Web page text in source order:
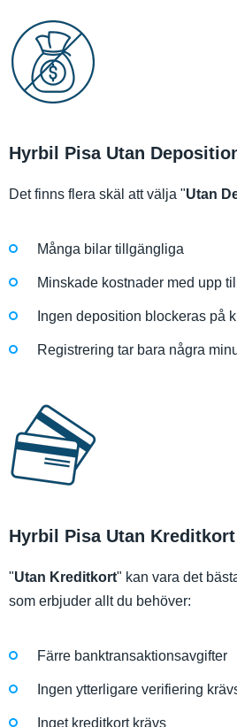
Hyrbil Pisa Utan
Det finns flera skäl att välja "Utan
Många bilar tillgängliga
Minskade kostnader med upp
Ingen deposition blockeras på
Registrering tar bara några
Hyrbil Pisa Utan Kreditkort
"Utan Kreditkort" kan vara det
som erbjuder allt du behöver:
Färre banktransaktionsavgifter
Ingen ytterligare verifiering
Inget kreditkort krävs